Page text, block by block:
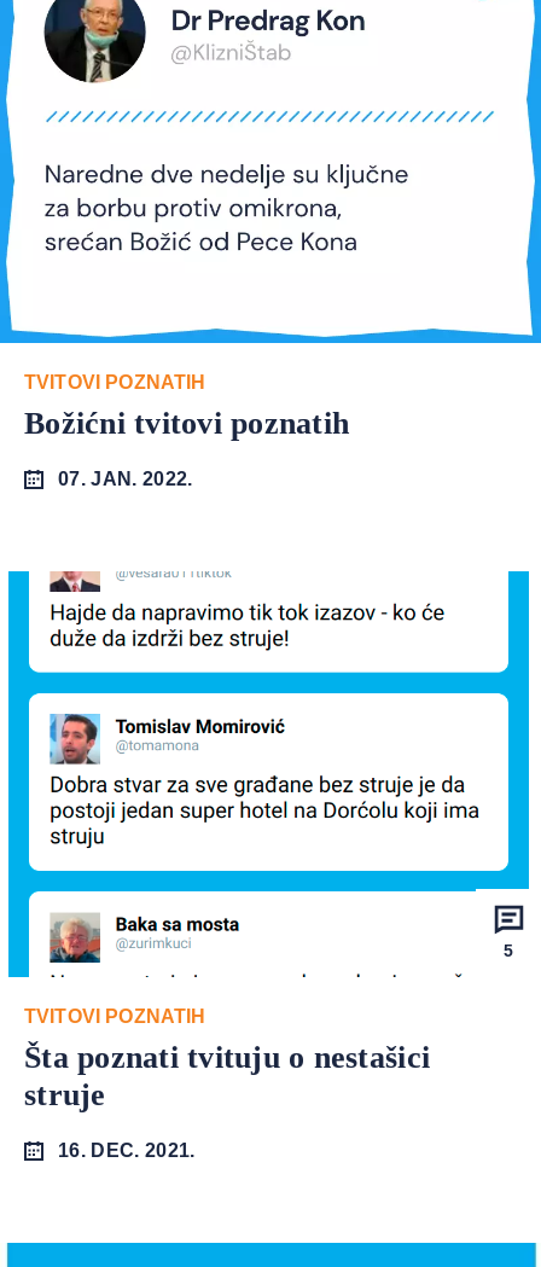
TVITOVI POZNATIH
Božićni tvitovi poznatih
07. JAN. 2022.
5
TVITOVI POZNATIH
Šta poznati tvituju o nestašici
struje
16. DEC. 2021.